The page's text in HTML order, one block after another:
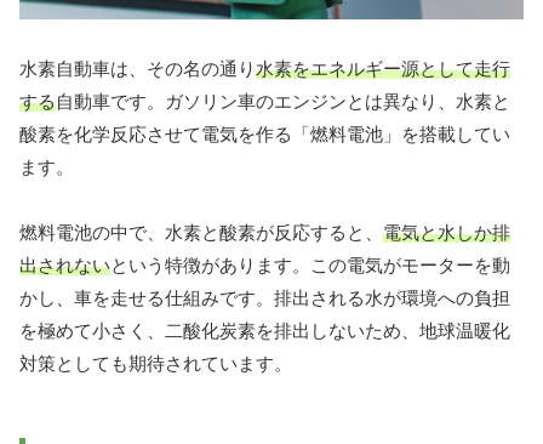
水素自動車は、その名の通り水素をエネルギー源として走行
する自動車です。ガソリン車のエンジンとは異なり、水素と
酸素を化学反応させて電気を作る「燃料電池」を搭載してい
ます。
燃料電池の中で、水素と酸素が反応すると、 電気と水しか排
出されないという特徴があります。この電気がモーターを動
かし、車を走せる仕組みです。排出される水が環境への負担
を極めて小さく、二酸化炭素を排出しないため、地球温暖化
対策としても期待されています。